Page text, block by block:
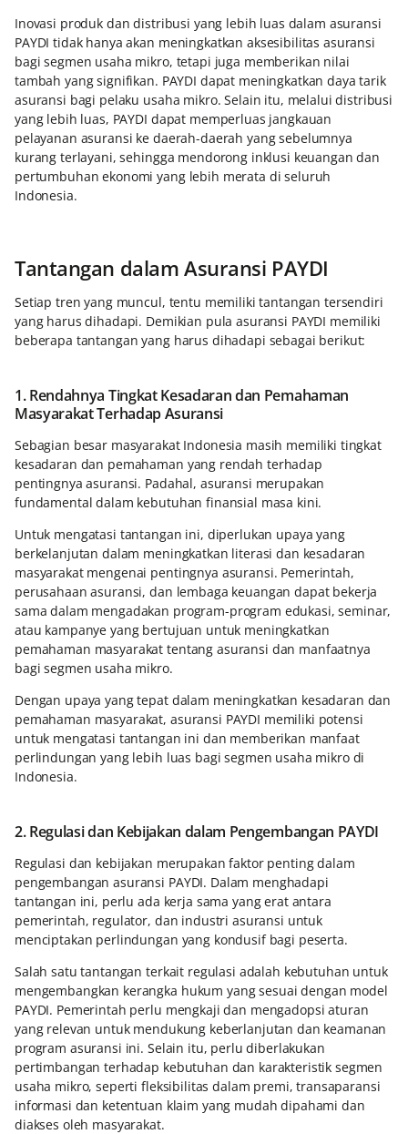
Inovasi produk dan distribusi yang lebih luas dalam asuransi
PAYDI tidak hanya akan meningkatkan aksesibilitas asuransi
bagi segmen usaha mikro, tetapi juga memberikan nilai
tambah yang signifikan. PAYDI dapat meningkatkan daya tarik
asuransi bagi pelaku usaha mikro. Selain itu, melalui distribusi
yang lebih luas, PAYDI dapat memperluas jangkauan
pelayanan asuransi ke daerah-daerah yang sebelumnya
kurang terlayani, sehingga mendorong inklusi keuangan dan
pertumbuhan ekonomi yang lebih merata di seluruh
Indonesia.
Tantangan dalam Asuransi PAYDI
Setiap tren yang muncul, tentu memiliki tantangan tersendiri
yang harus dihadapi. Demikian pula asuransi PAYDI memiliki
beberapa tantangan yang harus dihadapi sebagai berikut:
1. Rendahnya Tingkat Kesadaran dan Pemahaman
Masyarakat Terhadap Asuransi
Sebagian besar masyarakat Indonesia masih memiliki tingkat
kesadaran dan pemahaman yang rendah terhadap
pentingnya asuransi. Padahal, asuransi merupakan
fundamental dalam kebutuhan finansial masa kini.
Untuk mengatasi tantangan ini, diperlukan upaya yang
berkelanjutan dalam meningkatkan literasi dan kesadaran
masyarakat mengenai pentingnya asuransi. Pemerintah,
perusahaan asuransi, dan lembaga keuangan dapat bekerja
sama dalam mengadakan program-program edukasi, seminar,
atau kampanye yang bertujuan untuk meningkatkan
pemahaman masyarakat tentang asuransi dan manfaatnya
bagi segmen usaha mikro.
Dengan upaya yang tepat dalam meningkatkan kesadaran dan
pemahaman masyarakat, asuransi PAYDI memiliki potensi
untuk mengatasi tantangan ini dan memberikan manfaat
perlindungan yang lebih luas bagi segmen usaha mikro di
Indonesia.
2. Regulasi dan Kebijakan dalam Pengembangan PAYDI
Regulasi dan kebijakan merupakan faktor penting dalam
pengembangan asuransi PAYDI. Dalam menghadapi
tantangan ini, perlu ada kerja sama yang erat antara
pemerintah, regulator, dan industri asuransi untuk
menciptakan perlindungan yang kondusif bagi peserta.
Salah satu tantangan terkait regulasi adalah kebutuhan untuk
mengembangkan kerangka hukum yang sesuai dengan model
PAYDI. Pemerintah perlu mengkaji dan mengadopsi aturan
yang relevan untuk mendukung keberlanjutan dan keamanan
program asuransi ini. Selain itu, perlu diberlakukan
pertimbangan terhadap kebutuhan dan karakteristik segmen
usaha mikro, seperti fleksibilitas dalam premi, transaparansi
informasi dan ketentuan klaim yang mudah dipahami dan
diakses oleh masyarakat.